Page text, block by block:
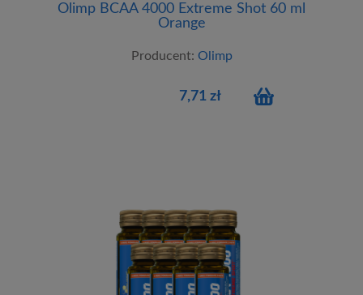
Olimp BCAA 4000 Extreme Shot 60 ml
Orange
Producent: Olimp
7,71 zł